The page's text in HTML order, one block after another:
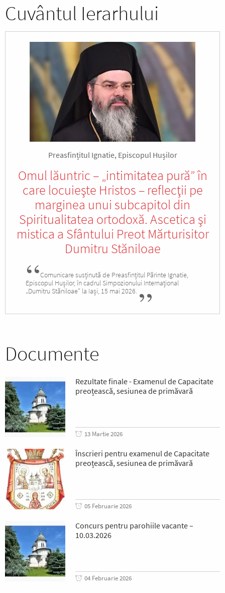
Cuvântul Ierarhului
Preasfințitul Ignatie, Episcopul Hușilor
Omul lăuntric – „intimitatea pură” în
care locuieşte Hristos – reflecţii pe
marginea unui subcapitol din
Spiritualitatea ortodoxă. Ascetica şi
mistica a Sfântului Preot Mărturisitor
Dumitru Stăniloae
Comunicare susținută de Preasfințitul Părinte Ignatie,
Episcopul Hușilor, în cadrul Simpozionului Internațional
„Dumitru Stăniloae” la Iași, 15 mai 2026.
Documente
Rezultate finale - Examenul de Capacitate
preoțească, sesiunea de primăvară
13 Martie 2026
Înscrieri pentru examenul de Capacitate
preoțească, sesiunea de primăvară
05 Februarie 2026
Concurs pentru parohiile vacante –
10.03.2026
04 Februarie 2026